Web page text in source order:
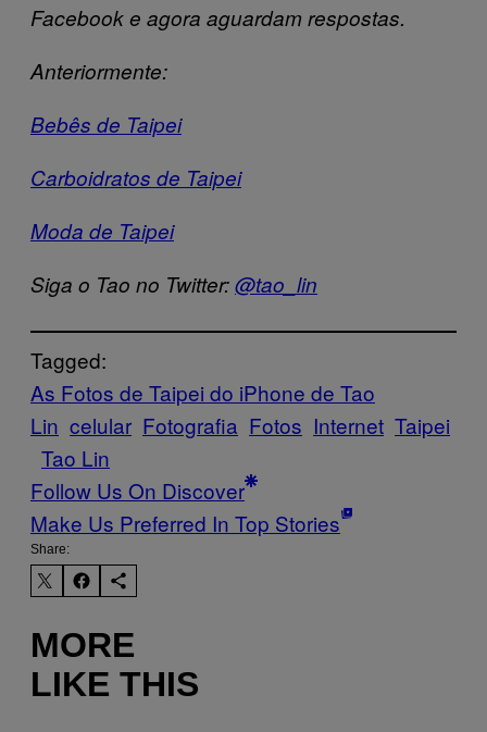
Facebook e agora aguardam respostas.
Anteriormente:
Bebês de Taipei
Carboidratos de Taipei
Moda de Taipei
Siga o Tao no Twitter:@tao_lin
Tagged:
As Fotos de Taipei do iPhone de Tao
Lin celular Fotografia Fotos Internet Taipei
Tao Lin
Follow Us On Discover
Make Us Preferred In Top Stories
Share:
MORE
LIKE THIS